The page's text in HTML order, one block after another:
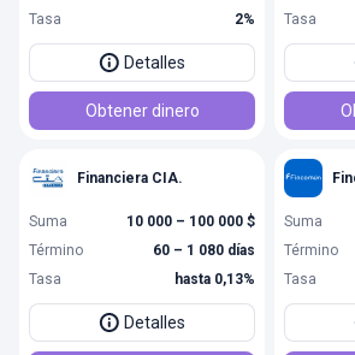
Tasa
2%
Detalles
Obtener dinero
Tasa
Financiera CIA.
Suma
10 000 – 100 000 $
Término
60 – 1 080 días
Tasa
hasta 0,13%
Detalles
Suma
Término
Tasa